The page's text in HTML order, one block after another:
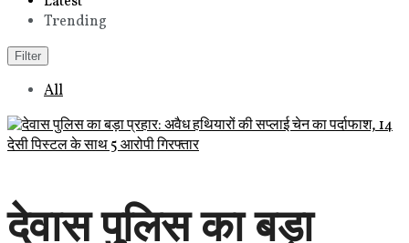
Trending
Filter
All
देवास पुलिस का बड़ा